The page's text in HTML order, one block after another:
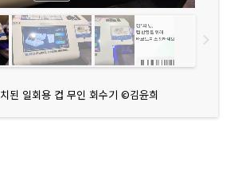
된 일회용 컵 무인 회수기 ©김윤희